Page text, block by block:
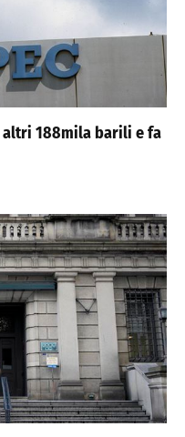
altri 188mila barili e fa